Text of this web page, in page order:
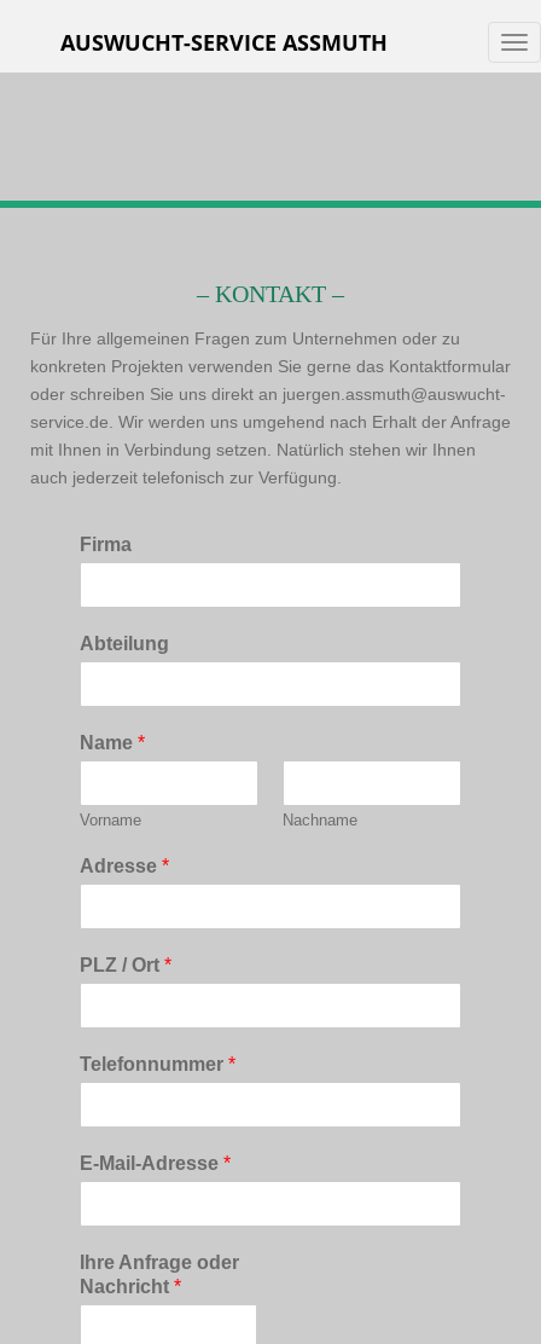
i
a
AUSWUCHT-SERVICE ASSMUTH
– KONTAKT –
Für Ihre allgemeinen Fragen zum Unternehmen oder zu
konkreten Projekten verwenden Sie gerne das Kontaktformular
oder schreiben Sie uns direkt an juergen.assmuth@auswucht-
service.de. Wir werden uns umgehend nach Erhalt der Anfrage
mit Ihnen in Verbindung setzen. Natürlich stehen wir Ihnen
auch jederzeit telefonisch zur Verfügung.
Firma
Abteilung
Name *
Vorname Nachname
Adresse *
PLZ / Ort *
Telefonnummer *
E-Mail-Adresse *
Ihre Anfrage oder
Nachricht *